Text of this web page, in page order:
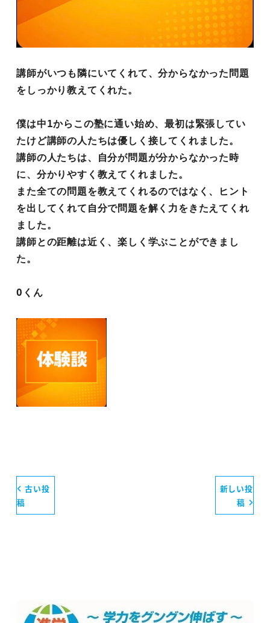
講師がいつも隣にいてくれて、分からなかった問題
をしっかり教えてくれた。
僕は中1からこの塾に通い始め、最初は緊張してい
たけど講師の人たちは優しく接してくれました。
講師の人たちは、自分が問題が分からなかった時
に、分かりやすく教えてくれました。
また全ての問題を教えてくれるのではなく、ヒント
を出してくれて自分で問題を解く力をきたえてくれ
ました。
講師との距離は近く、楽しく学ぶことができまし
た。
Оくん
古い投
稿
新しい投
稿